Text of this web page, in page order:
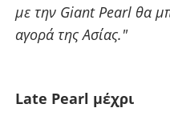
µε την Giant Pearl θα
αγορά της Ασίας."
Late Pearl µέχρι